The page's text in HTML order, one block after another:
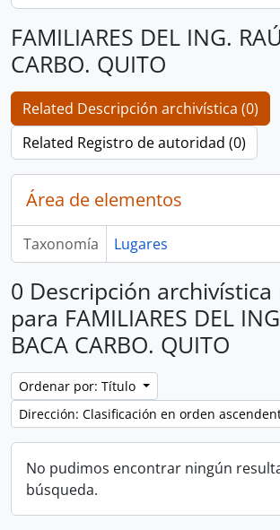
FAMILIARES DEL ING.
CARBO. QUITO
Related Descripción archivística (0)
Related Registro de autoridad (0)
Área de elementos
Taxonomía Lugares
0 Descripción
para FAMILIARES DEL
BACA CARBO. QUITO
Ordenar por: Título
Dirección: Clasificación en orden
No pudimos encontrar ningún
búsqueda.